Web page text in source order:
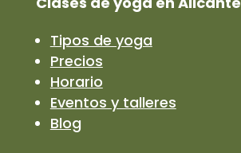
Tipos de yoga
Precios
Horario
Eventos y talleres
Blog